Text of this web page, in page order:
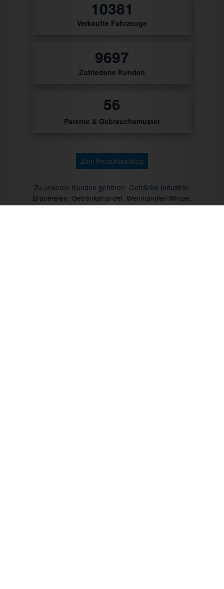
28
Verkaufte Fahrzeuge
26
Zufriedene Kunden
0
Patente & Gebrauchsmuster
Zum Produktkatalog
Zu unseren Kunden gehören: Getränke Industrie,
Brauereien, Getränkehandel, Weinhändler/Winzer,
Cocktailcatering, Imbissbetreiber, Caterer, Food